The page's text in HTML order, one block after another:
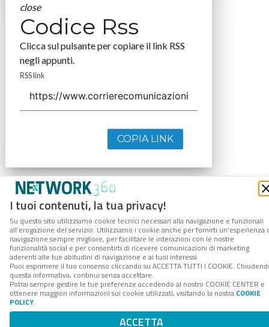
I tuoi contenuti, la tua privacy!
Su questo sito utilizziamo cookie tecnici necessari alla navigazione e funzionali
all’erogazione del servizio. Utilizziamo i cookie anche per fornirti un’esperienza
navigazione sempre migliore, per facilitare le interazioni con le nostre
funzionalità social e per consentirti di ricevere comunicazioni di marketing
aderenti alle tue abitudini di navigazione e ai tuoi interessi.
Puoi esprimere il tuo consenso cliccando su ACCETTA TUTTI I COOKIE.
questa informativa, continui senza accettare.
Potrai sempre gestire le tue preferenze accedendo al nostro COOKIE CENTER e
ottenere maggiori informazioni sui cookie utilizzati, visitando la nostra COOKIE
POLICY.
ACCETTA
close
Codice Rss
Clicca sul pulsante per copiare il link RSS
negli appunti.
RSS link
COPIA LINK